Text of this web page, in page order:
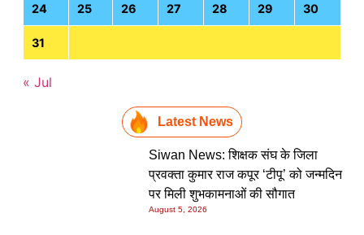
24 25 26 27 28 29 30
31
« Jul
Latest News
Siwan News: शिक्षक संघ के जिला
प्रवक्ता कुमार राज कपूर ‘टीपू’ को जन्मदिन
पर मिली शुभकामनाओं की सौगात
August 5, 2026